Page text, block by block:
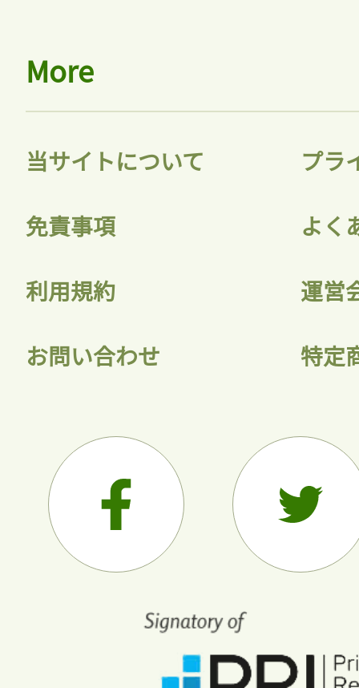
More
当サイトについて プラ
免責事項 よく
利用規約 運営
お問い合わせ 特定